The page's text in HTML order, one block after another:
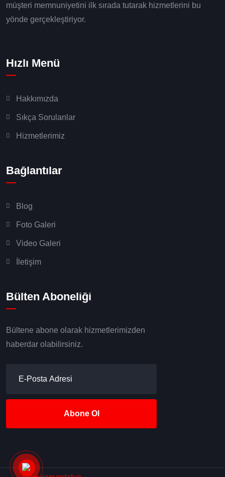
müşteri memnuniyetini ilk sırada tutarak hizmetlerini bu
yönde gerçekleştiriyor.
Hızlı Menü
Hakkımızda
Sıkça Sorulanlar
Hizmetlerimiz
Bağlantılar
Blog
Foto Galeri
Video Galeri
İletişim
Bülten Aboneliği
Bültene abone olarak hizmetlerimizden
haberdar olabilirsiniz.
Abone Ol